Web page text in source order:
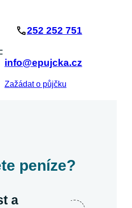
252 252 751
info@epujcka.cz
Zažádat o půjčku
peníze?
a